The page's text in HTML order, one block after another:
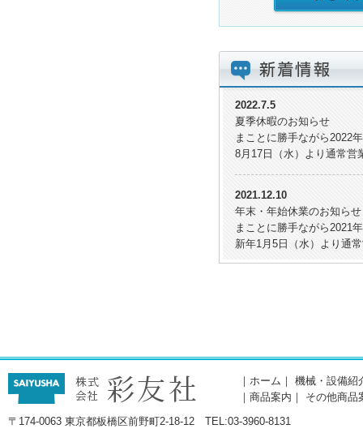
2022.7.5
夏季休暇のお知らせ
まことに勝手ながら2022
8月17日（水）より通常営
2021.12.10
年末・年始休業のお知らせ
まことに勝手ながら2021
新年1月5日（水）より通
2020.7.30
夏季休暇のお知らせ
まことに勝手ながら2020
｜ ホーム ｜
機械・設備紹
｜ 商品案内 ｜
その他商品
〒174-0063 東京都板橋区前野町2-18-12 TEL:03-3960-8131